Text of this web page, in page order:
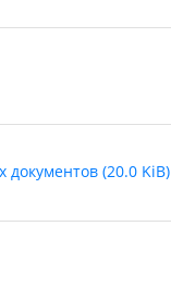
(20.0 KiB)